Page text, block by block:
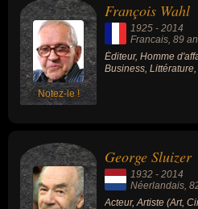
Notez-le !
François Wahl
1925 - 2014
Francais, 89
Éditeur, Homme
Business,
George Sluizer
1932 - 2014
Néerlandais,
Acteur, Artiste (Art,